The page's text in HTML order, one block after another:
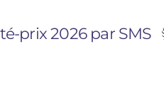
prix 2026 par SMS